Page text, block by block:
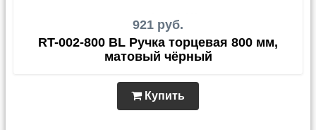
921 руб.
RT-002-800 BL Ручка торцевая 800 мм,
матовый чёрный
Купить